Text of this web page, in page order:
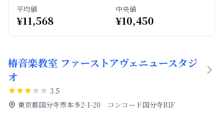
平均値
¥11,568
中央値
¥10,450
椿音楽教室 ファーストアヴェニュースタジ
オ
3.5
東京都国分寺市本多2-1-20 コンコード国分寺B1F